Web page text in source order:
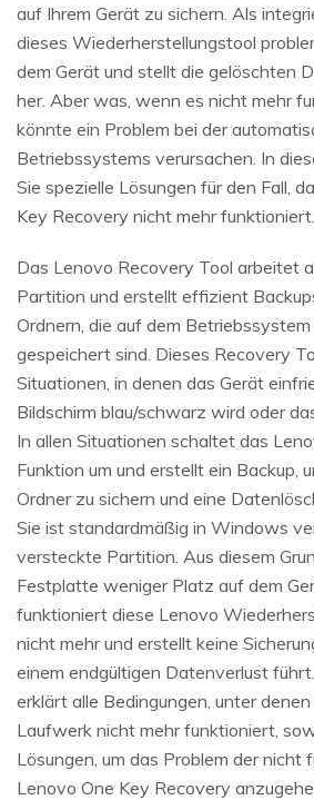
auf Ihrem Gerät zu sichern. Als
dieses Wiederherstellungstool
dem Gerät und stellt die gelöschten
her. Aber was, wenn es nicht mehr
könnte ein Problem bei der
Betriebssystems verursachen. In
Sie spezielle Lösungen für den Fall,
Key Recovery nicht mehr funktioniert.
Das Lenovo Recovery Tool arbeitet
Partition und erstellt effizient
Ordnern, die auf dem
gespeichert sind. Dieses Recovery
Situationen, in denen das Gerät
Bildschirm blau/schwarz wird oder
In allen Situationen schaltet das
Funktion um und erstellt ein Backup,
Ordner zu sichern und eine
Sie ist standardmäßig in Windows
versteckte Partition. Aus diesem
Festplatte weniger Platz auf dem
funktioniert diese Lenovo
nicht mehr und erstellt keine
einem endgültigen Datenverlust
erklärt alle Bedingungen, unter
Laufwerk nicht mehr funktioniert,
Lösungen, um das Problem der nicht
Lenovo One Key Recovery